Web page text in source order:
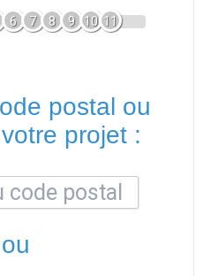
6 7 8 9 10 11
postal ou
projet :
ou